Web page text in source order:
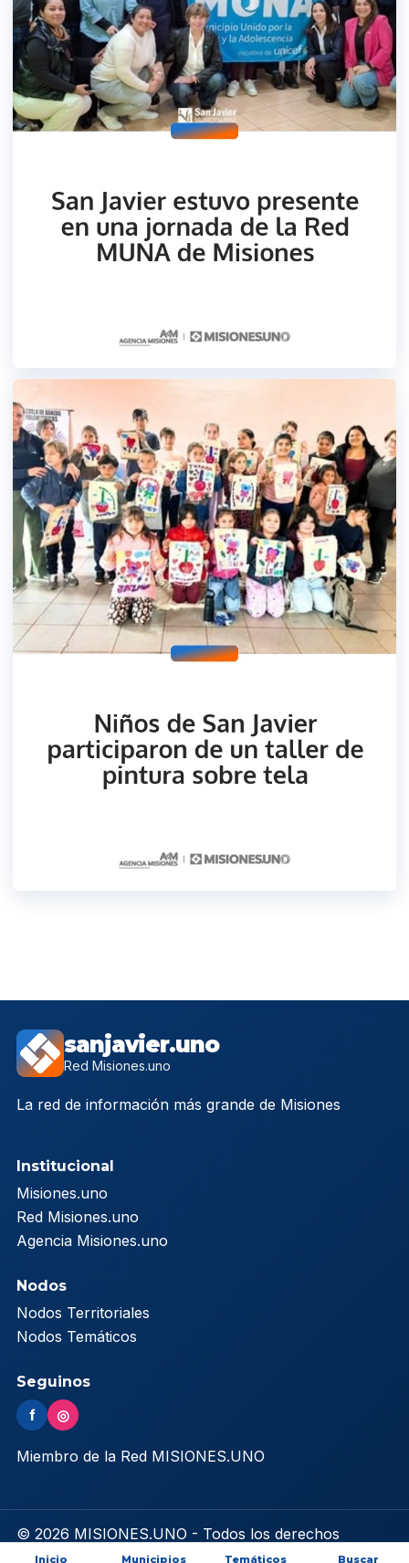
sanjavier.uno
Red Misiones.uno
La red de información más grande de Misiones
Institucional
Misiones.uno
Red Misiones.uno
Agencia Misiones.uno
Nodos
Nodos Territoriales
Nodos Temáticos
Seguinos
f ◎
Miembro de la Red MISIONES.UNO
© 2026 MISIONES.UNO - Todos los derechos
reservados
Inicio Municipios Temáticos Buscar